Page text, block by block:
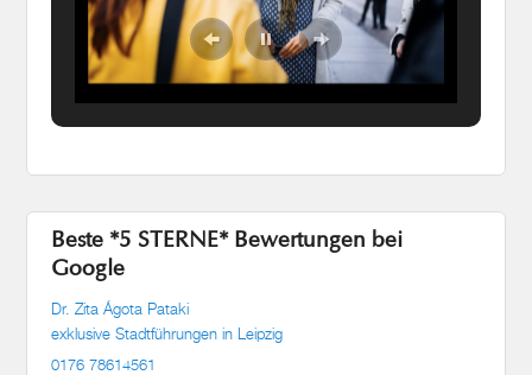
Beste *5 STERNE* Bewertungen bei
Google
Dr. Zita Ágota Pataki
exklusive Stadtführungen in Leipzig
0176 78614561